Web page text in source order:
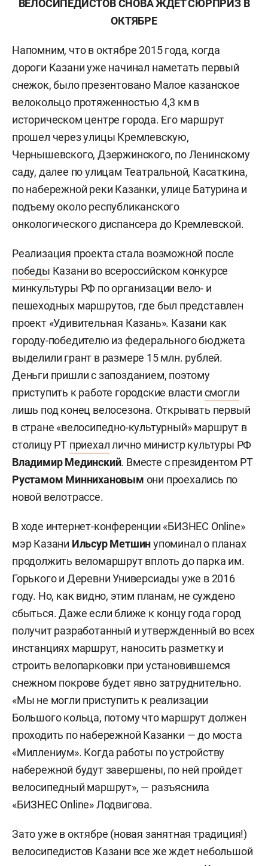
ВЕЛОСИПЕДИСТОВ СНОВА ЖДЕТ СЮРПРИЗ В
ОКТЯБРЕ
Напомним, что в октябре 2015 года, когда
дороги Казани уже начинал наметать первый
снежок, было презентовано Малое казанское
велокольцо протяженностью 4,3 км в
историческом центре города. Его маршрут
прошел через улицы Кремлевскую,
Чернышевского, Дзержинского, по Ленинскому
саду, далее по улицам Театральной, Касаткина,
по набережной реки Казанки, улице Батурина и
подъему около республиканского
онкологического диспансера до Кремлевской.
Реализация проекта стала возможной после
победы Казани во всероссийском конкурсе
минкультуры РФ по организации вело- и
пешеходных маршрутов, где был представлен
проект «Удивительная Казань». Казани как
городу-победителю из федерального бюджета
выделили грант в размере 15 млн. рублей.
Деньги пришли с запозданием, поэтому
приступить к работе городские власти смогли
лишь под конец велосезона. Открывать первый
в стране «велосипедно-культурный» маршрут в
столицу РТ приехаллично министр культуры РФ
Владимир Мединский. Вместе с президентом РТ
Рустамом Миннихановым они проехались по
новой велотрассе.
В ходе интернет-конференции «БИЗНЕС Online»
мэр Казани Ильсур Метшинупоминал о планах
продолжить веломаршрут вплоть до парка им.
Горького и Деревни Универсиады уже в 2016
году. Но, как видно, этим планам, не суждено
сбыться. Даже если ближе к концу года город
получит разработанный и утвержденный во всех
инстанциях маршрут, наносить разметку и
строить велопарковки при установившемся
снежном покрове будет явно затруднительно.
«Мы не могли приступить к реализации
Большого кольца, потому что маршрут должен
проходить по набережной Казанки — до моста
«Миллениум». Когда работы по устройству
набережной будут завершены, по ней пройдет
велосипедный маршрут», — разъяснила
«БИЗНЕС Online» Лодвигова.
Зато уже в октябре (новая занятная традиция!)
велосипедистов Казани все же ждет небольшой